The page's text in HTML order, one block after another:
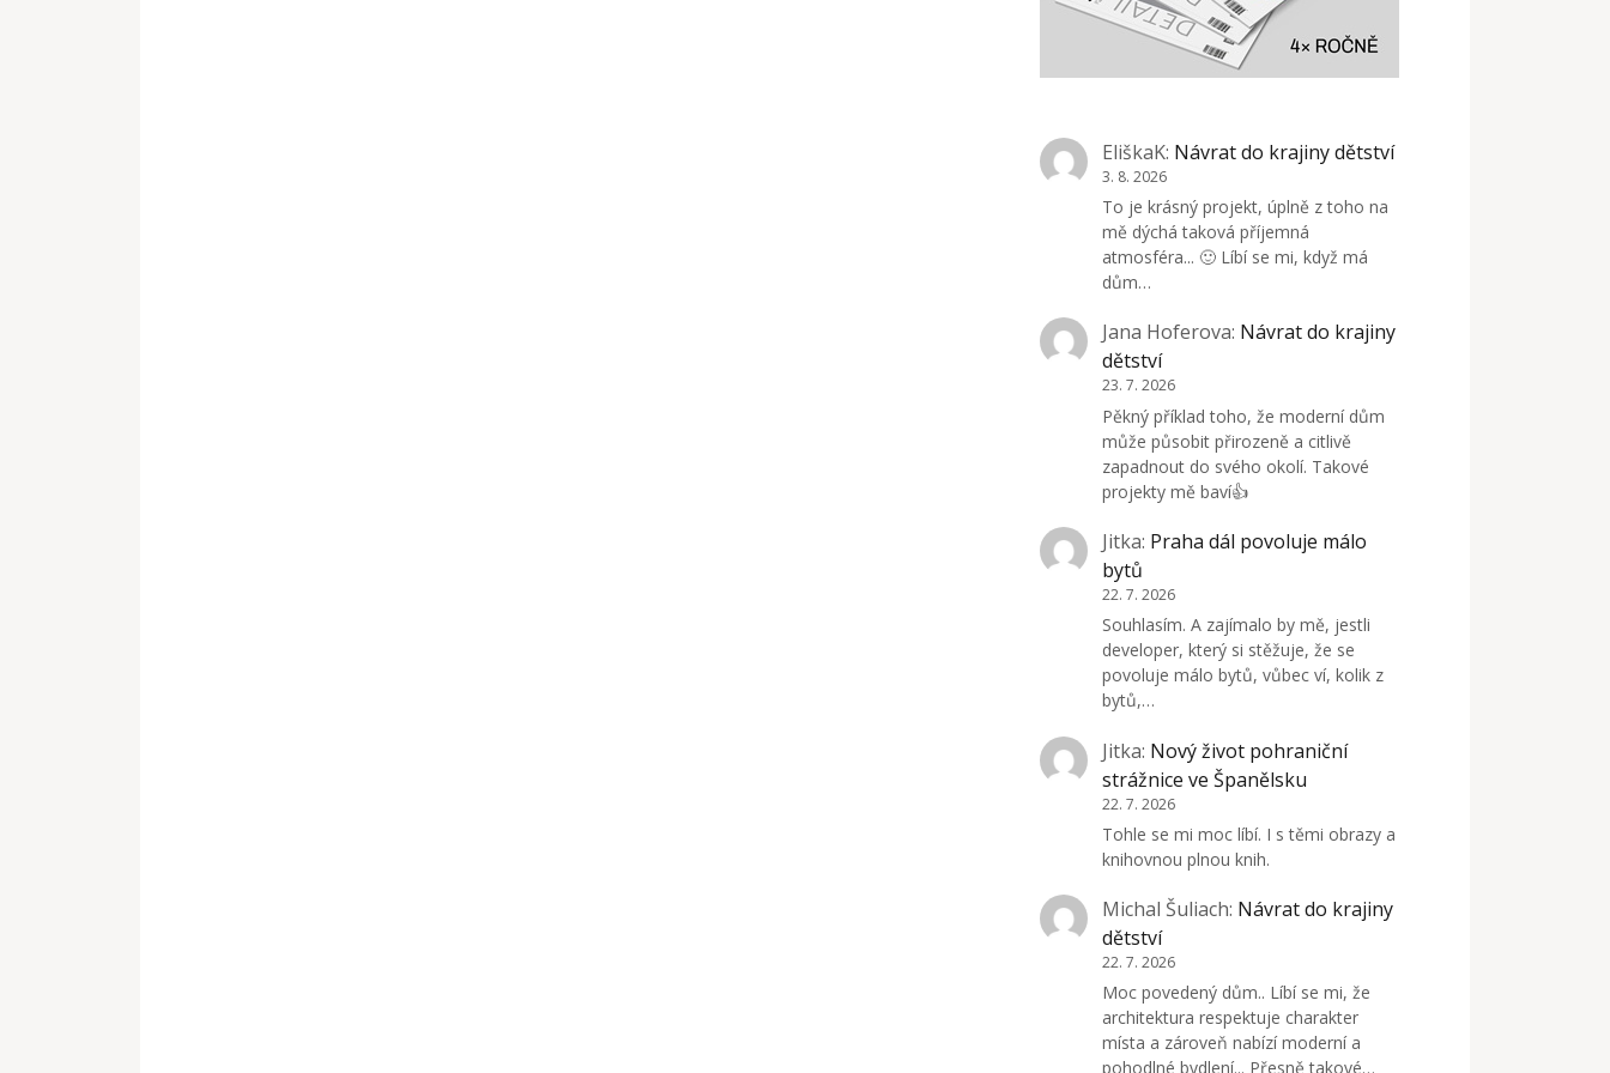
EliškaK: Návrat do krajiny dětství
3. 8. 2026
To je krásný projekt, úplně z toho na
mě dýchá taková příjemná
atmosféra... 🙂 Líbí se mi, když má
dům…
Jana Hoferova: Návrat do krajiny
dětství
23. 7. 2026
Pěkný příklad toho, že moderní dům
může působit přirozeně a citlivě
zapadnout do svého okolí. Takové
projekty mě baví👍
Jitka: Praha dál povoluje málo
bytů
22. 7. 2026
Souhlasím. A zajímalo by mě, jestli
developer, který si stěžuje, že se
povoluje málo bytů, vůbec ví, kolik z
bytů,…
Jitka: Nový život pohraniční
strážnice ve Španělsku
22. 7. 2026
Tohle se mi moc líbí. I s těmi obrazy a
knihovnou plnou knih.
Michal Šuliach: Návrat do krajiny
dětství
22. 7. 2026
Moc povedený dům.. Líbí se mi, že
architektura respektuje charakter
místa a zároveň nabízí moderní a
pohodlné bydlení... Přesně takové…